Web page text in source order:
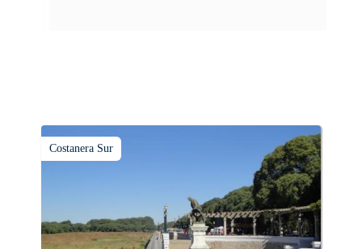
Costanera Sur